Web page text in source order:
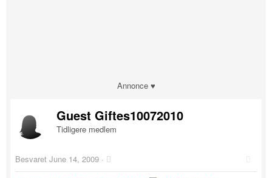
Annonce ♥
Guest Giftes10072010
Tidligere medlem
Besvaret June 14, 2009 ·